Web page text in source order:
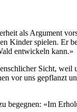
als Argument
Kinder spielen. Er
entwickeln kann.»
Sicht, weil
vor uns gepflanzt
begegnen: «Im